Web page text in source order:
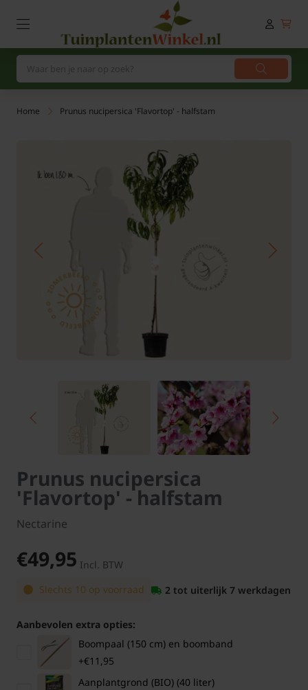
Home Prunus nucipersica 'Flavortop' - halfstam
Prunus nucipersica
'Flavortop' - halfstam
Nectarine
€49,95 Incl. BTW
Slechts 10 op voorraad
2 tot uiterlijk 7 werkdagen
Aanbevolen extra opties:
Boompaal (150 cm) en boomband
+€11,95
Aanplantgrond (BIO) (40 liter)